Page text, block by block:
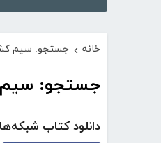
خانه › جستجو: سیم
جستجو: سیم
دانلود کتاب